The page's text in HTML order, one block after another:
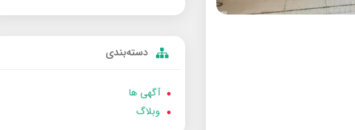
دسته‌بندی
آگهی ها
وبلاگ